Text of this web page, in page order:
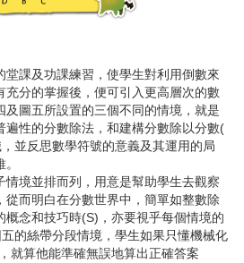
課及功課練習，使學生對利用倒數來
充分的掌握後，便可引入更高層次的數
及圖五所設置的三個不同的情境，就是
遍性的分數除法，和建構分數除以分數(
並反思數學符號的意義及其運用的局
境並排而列，用意是幫助學生去觀察
從而明白在分數世界中，簡單如整數除
概念和技巧時(S)，亦要視乎每個情境的
的絲帶分段情境，學生如果只懂機械化
就算他能準確無誤地算出正確答案